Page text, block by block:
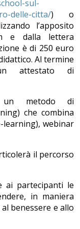
sul-
delle-citta/) o
l’apposito
e dalla lettera
è di 250 euro
Al termine
attestato di
un metodo di
che combina
learning), webinar
il percorso
ai partecipanti le
in maniera
benessere e allo